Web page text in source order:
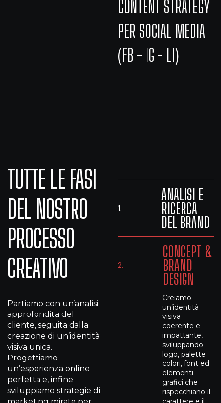
CONTENT STRATEGY
PER SOCIAL MEDIA
(FB - IG - LI)
TUTTE LE FASI
DEL NOSTRO
PROCESSO
CREATIVO
Partiamo con un’analisi
approfondita del
cliente, seguita dalla
creazione di un’identità
visiva unica.
Progettiamo
un’esperienza online
perfetta e, infine,
sviluppiamo strategie di
1.
ANALISI E
RICERCA
DEL BRAND
2.
CONCEPT &
BRAND
DESIGN
Creiamo
un’identità
visiva
coerente e
impattante,
sviluppando
logo, palette
colori, font ed
elementi
grafici che
rispecchiano il
carattere e il